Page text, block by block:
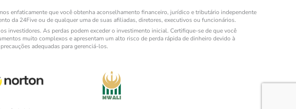
enfaticamente que você obtenha aconselhamento financeiro, jurídico e tributário independente
da 24Five ou de qualquer uma de suas afiliadas, diretores, executivos ou funcionários.
investidores. As perdas podem exceder o investimento inicial. Certifique-se de que você
muito complexos e apresentam um alto risco de perda rápida de dinheiro devido à
adequadas para gerenciá-los.